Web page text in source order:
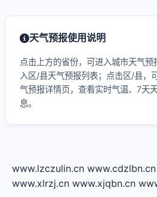
天气预报使用说明
点击上方的省份，可进入城市天气
入区/县天气预报列表；点击区/县，
气预报详情页，查看实时气温、7天
息。
www.lzczulin.cn www.cdzlbn.cn
www.xlrzj.cn www.xjqbn.cn